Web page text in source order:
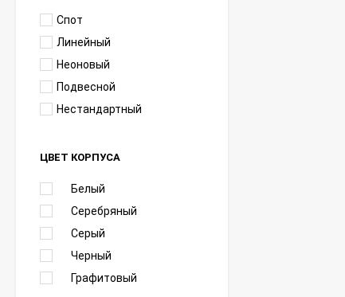
Спот
Линейный
Неоновый
Подвесной
Нестандартный
ЦВЕТ КОРПУСА
Белый
Серебряный
Серый
Черный
Графитовый